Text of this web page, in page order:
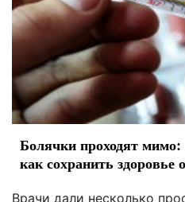
Болячки проходят мимо:
как сохранить здоровье
Врачи дали несколько